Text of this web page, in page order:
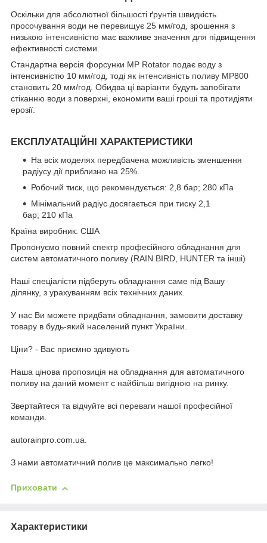
Оскільки для абсолютної більшості ґрунтів швидкість
просочування води не перевищує 25 мм/год, зрошення з
низькою інтенсивністю має важливе значення для підвищення
ефективності системи.
Стандартна версія форсунки MP Rotator подає воду з
інтенсивністю 10 мм/год, тоді як інтенсивність поливу MP800
становить 20 мм/год. Обидва ці варіанти будуть запобігати
стіканню води з поверхні, економити ваші гроші та протидіяти
ерозії.
ЕКСПЛУАТАЦІЙНІ ХАРАКТЕРИСТИКИ
На всіх моделях передбачена можливість зменшення
радіусу дії приблизно на 25%.
Робочий тиск, що рекомендується: 2,8 бар; 280 кПа
Мінімальний радіус досягається при тиску 2,1
бар; 210 кПа
Країна виробник: США
Пропонуємо повний спектр професійного обладнання для
систем автоматичного поливу (RAIN BIRD, HUNTER та інші)
Наші спеціалісти підберуть обладнання саме під Вашу
ділянку, з урахуванням всіх технічних даних.
У наc Ви можете придбати обладнання, замовити доставку
товару в будь-який населений пункт України.
Ціни? - Вас приємно здивують
Наша цінова пропозиція на обладнання для автоматичного
поливу на даний момент є найбільш вигідною на ринку.
Звертайтеся та відчуйте всі переваги нашої професійної
команди.
autorainpro.com.ua.
З нами автоматичний полив це максимально легко!
Приховати
Характеристики